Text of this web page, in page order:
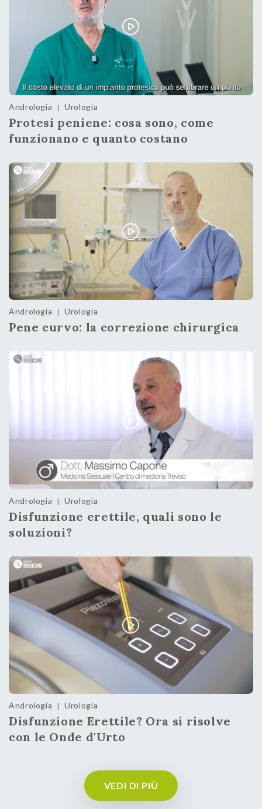
Andrologia | Urologia
Protesi peniene: cosa sono, come
funzionano e quanto costano
Andrologia | Urologia
Pene curvo: la correzione chirurgica
Andrologia | Urologia
Disfunzione erettile, quali sono le
soluzioni?
Andrologia | Urologia
Disfunzione Erettile? Ora si risolve
con le Onde d'Urto
VEDI DI PIÙ